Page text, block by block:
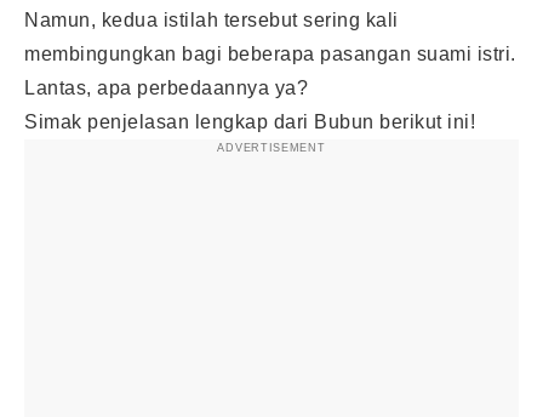
Namun, kedua istilah tersebut sering kali
membingungkan bagi beberapa pasangan suami istri.
Lantas, apa perbedaannya ya?
Simak penjelasan lengkap dari Bubun berikut ini!
ADVERTISEMENT